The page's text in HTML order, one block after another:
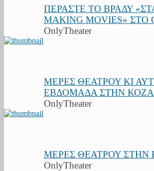
ΠΕΡΑΣΤΕ ΤΟ ΒΡΑΔΥ
MAKING MOVIES» ΣΤΟ
OnlyTheater
ΜΕΡΕΣ ΘΕΑΤΡΟΥ ΚΙ
ΕΒΔΟΜΑΔΑ ΣΤΗΝ
OnlyTheater
ΜΕΡΕΣ ΘΕΑΤΡΟΥ ΣΤΗΝ
OnlyTheater